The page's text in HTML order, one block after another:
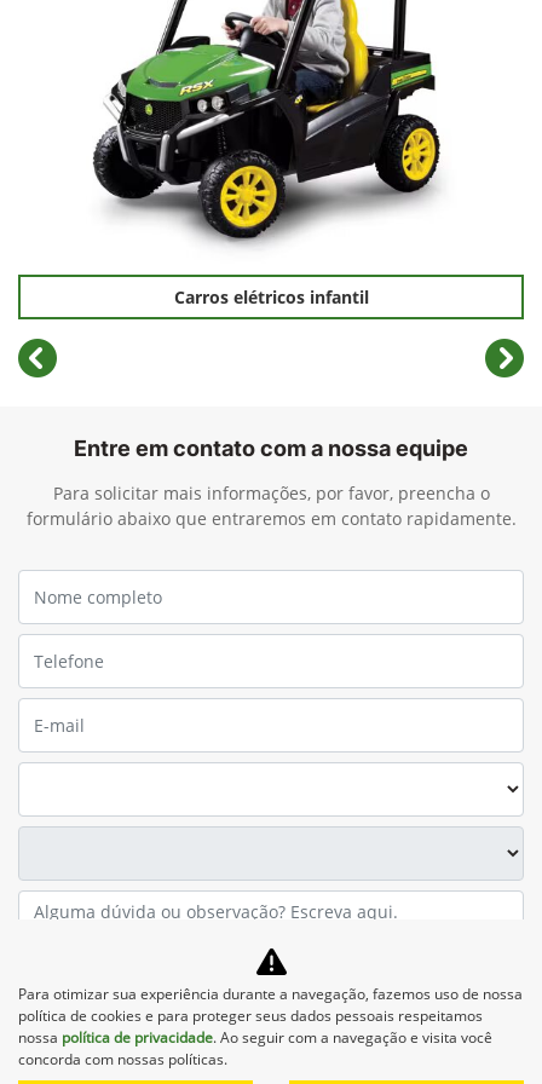
Carros elétricos infantil
templates.template-
Entre em contato com a nossa equipe
Para solicitar mais informações, por favor, preencha o
formulário abaixo que entraremos em contato rapidamente.
Preferência de contato:
Whatsapp
Telefone Email
Li e aceito aPolítica de Privacidade
Para otimizar sua experiência durante a navegação, fazemos uso de nossa
política de cookies e para proteger seus dados pessoais respeitamos
nossa política de privacidade. Ao seguir com a navegação e visita você
concorda com nossas políticas.